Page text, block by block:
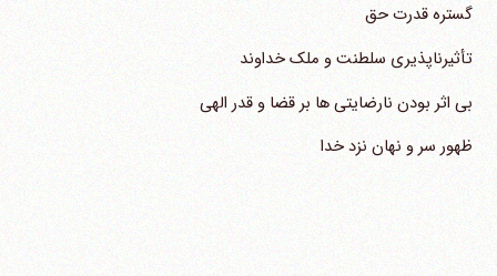
گستره قدرت حق
تأثیرناپذیری سلطنت و ملک خداوند
بی اثر بودن نارضایتی ها بر قضا و قدر الهی
ظهور سر و نهان نزد خدا